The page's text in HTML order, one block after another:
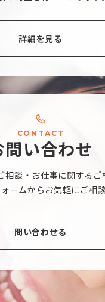
詳細を見る
CO N T A C T
問い合わせ
相談・ お仕事に関するご
ームから お気軽にご相
問い合わせる